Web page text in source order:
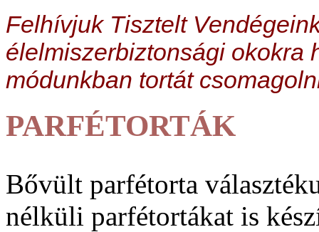
Felhívjuk Tisztelt
élelmiszerbiztonsági okokra
módunkban tortát
PARFÉTORTÁK
Bővült parfé­torta
nélküli parfé­tortákat is